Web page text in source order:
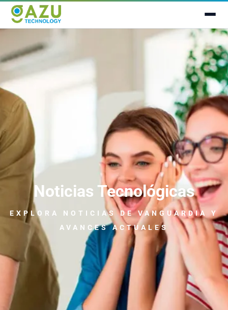
Noticias Tecnológicas
EXPLORA NOTICIASDE VANGUARDIA Y
AVANCES ACTUALES